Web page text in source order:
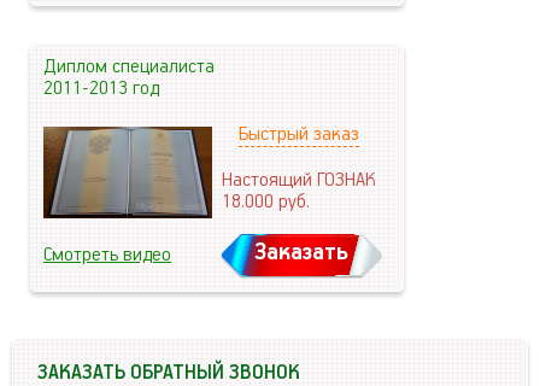
Диплом специалиста
2011-2013 год
Быстрый заказ
Настоящий ГОЗНАК
18.000руб.
Смотреть видео Заказать
ЗАКАЗАТЬ ОБРАТНЫЙ ЗВОНОК